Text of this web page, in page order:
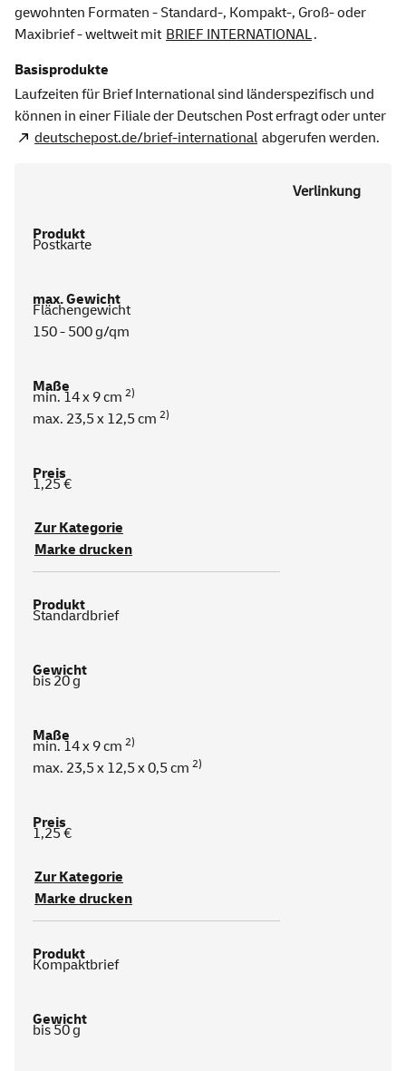
gewohnten Formaten - Standard-, Kompakt-, Groß- oder
Maxibrief - weltweit mit BRIEF INTERNATIONAL.
Basisprodukte
Laufzeiten für Brief International sind länderspezifisch und
können in einer Filiale der Deutschen Post erfragt oder unter
deutschepost.de/brief-international abgerufen werden.
Verlinkung
Postkarte
Flächengewicht
150 - 500 g/qm
min. 14 x 9 cm 2)
max. 23,5 x 12,5 cm 2)
1,25 €
Zur Kategorie
Marke drucken
Standardbrief
bis 20 g
min. 14 x 9 cm 2)
max. 23,5 x 12,5 x 0,5 cm 2)
1,25 €
Zur Kategorie
Marke drucken
Kompaktbrief
bis 50 g